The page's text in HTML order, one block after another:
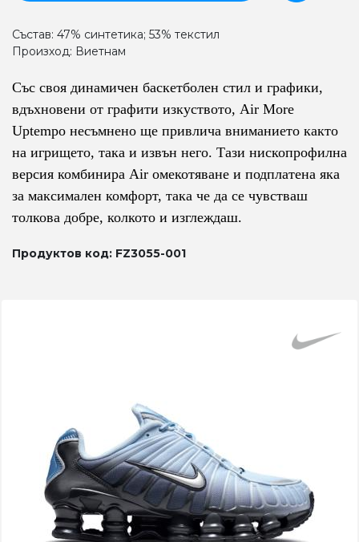
Състав: 47% синтетика; 53% текстил
Произход: Виетнам
Със своя динамичен баскетболен стил и графики,
вдъхновени от графити изкуството, Air More
Uptempo несъмнено ще привлича вниманието както
на игрището, така и извън него. Тази нископрофилна
версия комбинира Air омекотяване и подплатена яка
за максимален комфорт, така че да се чувстваш
толкова добре, колкото и изглеждаш.
Продуктов код: FZ3055-001